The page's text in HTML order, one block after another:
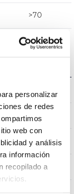
personalizar
de redes
web con
y análisis
información
recopilado a
>70
IP66
RAL9007
AL iap